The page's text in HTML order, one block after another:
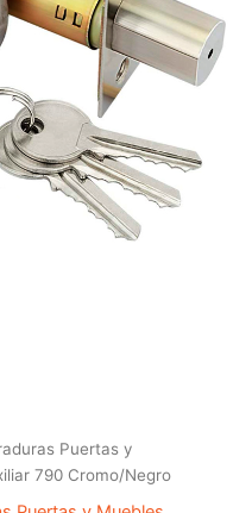
Puertas y
790 Cromo/Negro